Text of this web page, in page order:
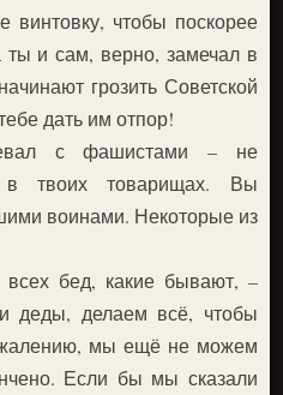
винтовку, чтобы поскорее
ты и сам, верно, замечал в
грозить Советской
дать им отпор!
с фашистами – не
твоих товарищах. Вы
воинами. Некоторые из
бед, какие бывают, –
делаем всё, чтобы
мы ещё не можем
Если бы мы сказали